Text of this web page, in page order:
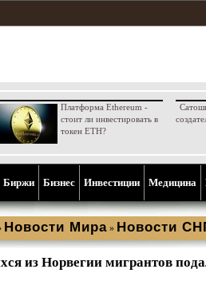
Платформа Ethereum -
стоит ли инвестировать в
токен ETH?
Биржи Бизнес Инвестиции Медицина
Новости Мира » Новости
из Норвегии мигрантов